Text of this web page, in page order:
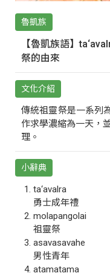
魯凱族
【魯凱族語】
祭的由來
文化介紹
傳統祖靈祭是一系列
作求學濃縮為一天，
理。
小辭典
ta‘avalra
勇士成年禮
molapangolai
祖靈祭
asavasavahe
男性青年
atamatama